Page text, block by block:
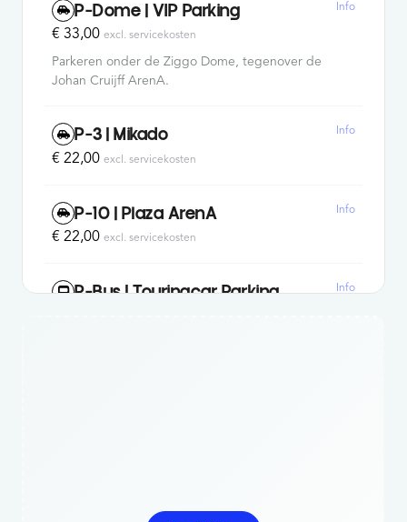
P-Dome | VIP Parking
€ 33,00 excl. servicekosten
Info
Parkeren onder de Ziggo Dome, tegenover de
Johan Cruijff ArenA.
P-3 | Mikado
€ 22,00 excl. servicekosten
Info
P-10 | Plaza ArenA
€ 22,00 excl. servicekosten
Info
P-Bus | Touringcar Parking Info